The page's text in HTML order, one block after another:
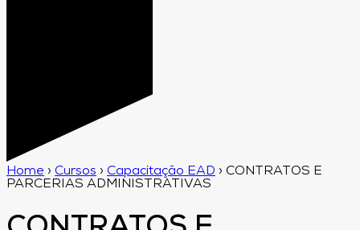
Home › Cursos › Capacitação EAD › CONTRATOS E
PARCERIAS ADMINISTRATIVAS